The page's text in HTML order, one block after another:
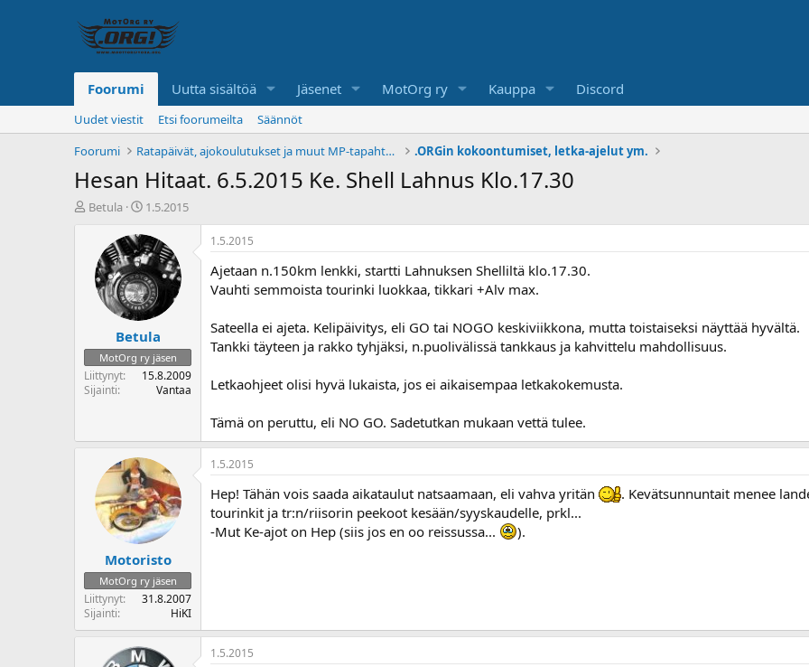
Foorumi Uutta sisältöä Jäsenet MotOrg ry Kauppa Discord
Uudet viestit Etsi foorumeilta
Säännöt
Foorumi
Ratapäivät, ajokoulutukset ja muut MP-tapahtumat .ORGin kokoontumiset, letka-ajelut ym.
Hesan Hitaat. 6.5.2015 Ke. Shell Lahnus Klo.17.30
K
u
n
a
Betula
A
o
i
t
u
s
p
ä
i
v
ä
1.5.2015
Betula
MotOrg ry jäsen
Liittynyt
15.8.2009
Sijainti
Vantaa
1.5.2015
Ajetaan n.150km lenkki, startti Lahnuksen Shelliltä klo.17.30.
Vauhti semmoista tourinki luokkaa, tikkari +Alv max.
Sateella ei ajeta. Kelipäivitys, eli GO tai NOGO keskiviikkona, mutta toistaiseksi näyttää hyvältä.
Tankki täyteen ja rakko tyhjäksi, n.puolivälissä tankkaus ja kahvittelu mahdollisuus.
Letkaohjeet olisi hyvä lukaista, jos ei aikaisempaa letkakokemusta.
Tämä on peruttu, eli NO GO. Sadetutkan mukaan vettä tulee.
Motoristo
MotOrg ry jäsen
Liittynyt
31.8.2007
Sijainti
HiKI
1.5.2015
Hep! Tähän vois saada aikataulut natsaamaan, eli vahva yritän
. Kevätsunnuntait menee
tourinkit ja tr:n/riisorin peekoot kesään/syyskaudelle, prkl...
-Mut Ke-ajot on Hep (siis jos en oo reissussa...
).
1.5.2015